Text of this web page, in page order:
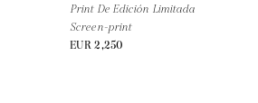
Print De Edición Limitada
Screen-print
EUR 2,250